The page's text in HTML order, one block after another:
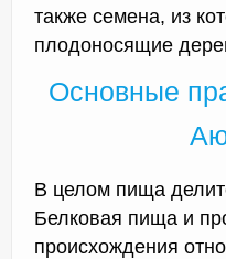
также семена, из
плодоносящие
Основные
В целом пища
Белковая пища и
происхождения